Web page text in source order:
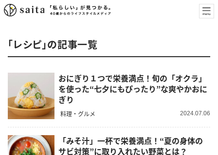
「レシピ」の記事一覧
おにぎり１つで栄養満点！旬の「オクラ」
を使った“七夕にもぴったり”な爽やかおに
ぎり
料理・グルメ 2024.07.06
「みそ汁」一杯で栄養満点！“夏の身体の
サビ対策”に取り入れたい野菜とは？